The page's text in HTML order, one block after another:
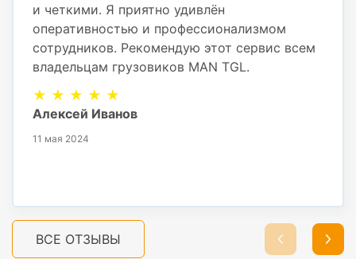
и четкими. Я приятно удивлён
оперативностью и профессионализмом
сотрудников. Рекомендую этот сервис всем
владельцам грузовиков MAN TGL.
★ ★ ★ ★ ★
Алексей Иванов
11 мая 2024
ВСЕ ОТЗЫВЫ